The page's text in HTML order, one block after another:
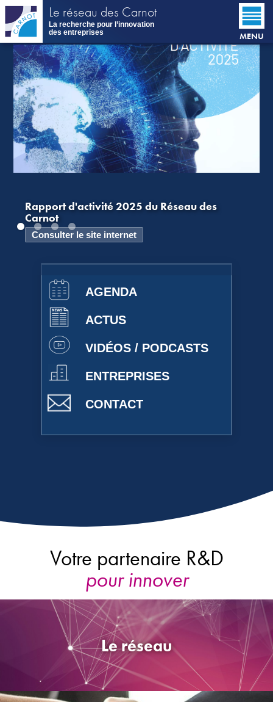
Aller
contenu
principal
Le réseau des Carnot
La recherche pour l’innovation
des entreprises
MENU
Rapport d'activité 2025 du Réseau des
Carnot
Consulter le site internet
AGENDA
ACTUS
VIDÉOS / PODCASTS
ENTREPRISES
CONTACT
Votre partenaire R&D pour innover
Le réseau